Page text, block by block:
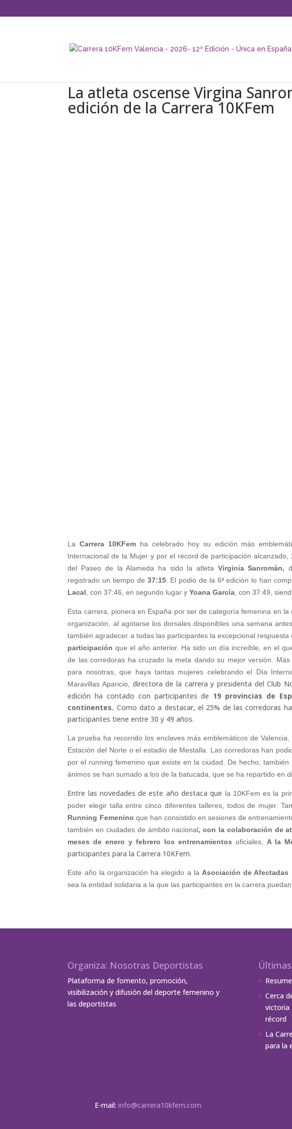
La atleta oscense Virgina
edición de la Carrera 10KFem
LaCarrera 10KFem ha celebrado hoy su edición más
Internacional de la Mujer y por el récord de participación
del Paseo de la Alameda ha sido la atleta Virginia Sanromán,
registrado un tiempo de 37:15. El podio de la 6ª edición lo han
Lacal , con 37:46, en segundo lugar yYoana García , con 37:49,
Esta carrera, pionera en España por ser de categoría femenina en
organización, al agotarse los dorsales disponibles una semana
también agradecer a todas las participantes la excepcional
participación que el año anterior. Ha sido un día increíble, en el
de las corredoras ha cruzado la meta dando su mejor versión.
para nosotras, que haya tantas mujeres celebrando el Día
Maravillas Aparicio, directora de la carrera y presidenta del Club
edición ha contado con participantes de 19 provincias de
continentes. Como dato a destacar, el 25% de las corredoras
participantes tiene entre 30 y 49 años.
La prueba ha recorrido los enclaves más emblemáticos de
Estación del Norte o el estadio de Mestalla. Las corredoras han
por el running femenino que existe en la ciudad. De hecho,
ánimos se han sumado a los de la batucada, que se ha repartido en
Entre las novedades de este año destaca que la 10KFem es la
poder elegir talla entre cinco diferentes talleres, todos de mujer.
Running Femenino que han consistido en sesiones de
también en ciudades de ámbito nacional, con la colaboración de
meses de enero y febrero los entrenamientosoficiales, A la
participantes para la Carrera 10KFem.
Este año la organización ha elegido a la Asociación de
sea la entidad solidaria a la que las participantes en la carrera
Organiza: Nosotras Deportistas
Plataforma de fomento, promoción,
visibilización y difusión del deporte femenino y
las deportistas
E-mail: info@carrera10kfem.com
Cerca
victoria
récord
La
para la